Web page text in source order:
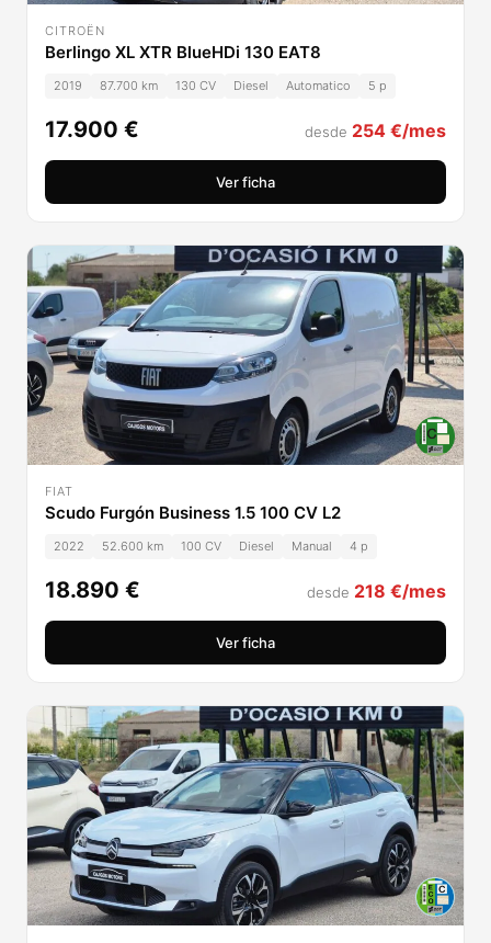
CITROËN
Berlingo XL XTR BlueHDi 130 EAT8
2019 87.700 km 130 CV Diesel Automatico 5 p
17.900 € desde 254 €/mes
Ver ficha
FIAT
Scudo Furgón Business 1.5 100 CV L2
2022 52.600 km 100 CV Diesel Manual 4 p
18.890 € desde 218 €/mes
Ver ficha